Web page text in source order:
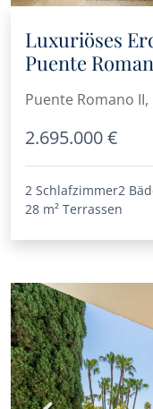
Luxuriöses
Puente
Puente Romano
2.695.000 €
2 Schlafzimmer2
28 m² Terrassen